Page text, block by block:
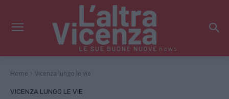
news
Home Vicenza lungo le vie
VICENZA LUNGO LE VIE